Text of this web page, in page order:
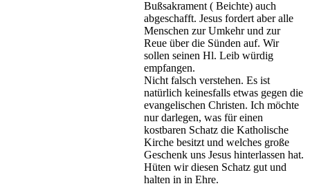
Bußsakrament ( Beichte) auch
abgeschafft. Jesus fordert aber alle
Menschen zur Umkehr und zur
Reue über die Sünden auf. Wir
sollen seinen Hl. Leib würdig
empfangen.
Nicht falsch verstehen. Es ist
natürlich keinesfalls etwas gegen die
evangelischen Christen. Ich möchte
nur darlegen, was für einen
kostbaren Schatz die Katholische
Kirche besitzt und welches große
Geschenk uns Jesus hinterlassen hat.
Hüten wir diesen Schatz gut und
halten in in Ehre.